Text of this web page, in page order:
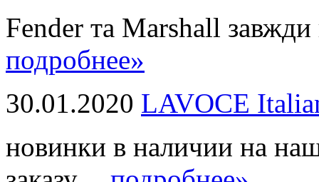
Fender та Marshall завжди
подробнее»
30.01.2020 LAVOCE
новинки в наличии на